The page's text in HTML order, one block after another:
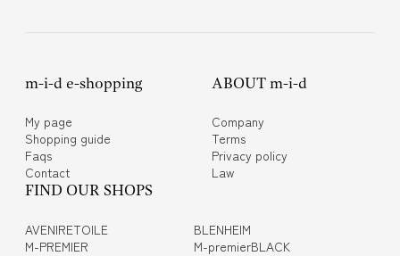
m-i-d e-shopping
My page
Shopping guide
Faqs
Contact
ABOUT m-i-d
Company
Terms
Privacy policy
Law
FIND OUR SHOPS
AVENIRETOILE
BLENHEIM
M-PREMIER
M-premierBLACK